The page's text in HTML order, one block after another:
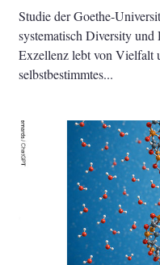
Studie der Goethe-
systematisch Diversity
Exzellenz lebt von Vielfalt
selbstbestimmtes